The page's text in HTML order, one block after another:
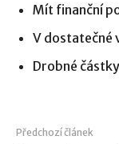
Mít finanční
V dostatečné
Drobné
Předchozí článek